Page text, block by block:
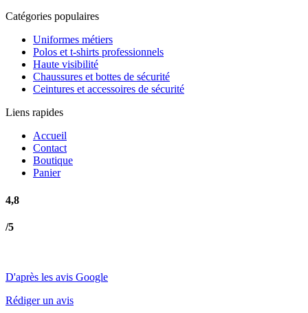
Catégories populaires
Uniformes métiers
Polos et t-shirts professionnels
Haute visibilité
Chaussures et bottes de sécurité
Ceintures et accessoires de sécurité
Liens rapides
Accueil
Contact
Boutique
Panier
4,8
/5
D'après les avis Google
Rédiger un avis